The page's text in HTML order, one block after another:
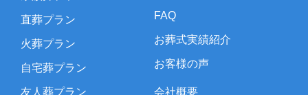
直葬プラン
火葬プラン
自宅葬プラン
友人葬プラン
FAQ
お葬式実績紹介
お客様の声
会社概要